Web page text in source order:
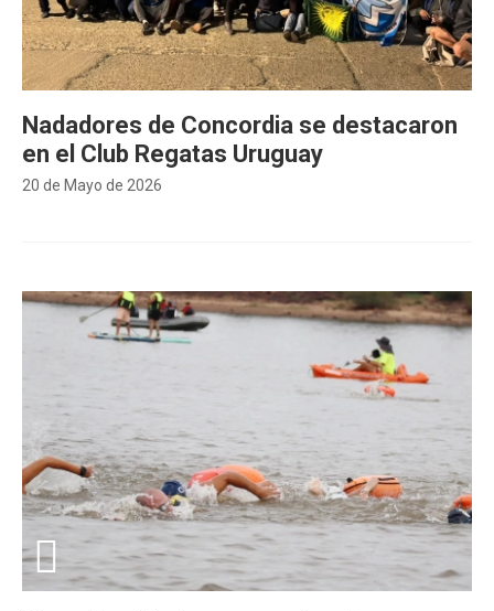
20 de Mayo de 2026
Nadadores de Concordia se destacaron
en el Club Regatas Uruguay